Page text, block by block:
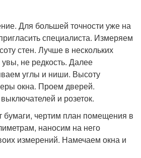
Для большей точности уже на
специалиста. Измеряем
стен. Лучше в нескольких
не редкость. Далее
углы и ниши. Высоту
окна. Проем дверей.
и розеток.
бумаги, чертим план помещения в
наносим на него
измерений. Намечаем окна и